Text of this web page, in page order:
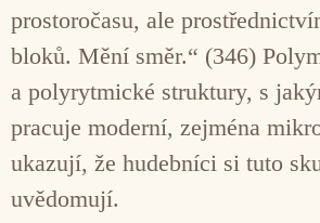
prostoročasu, ale
bloků. Mění směr.“ (346)
a polyrytmické struktury, s
pracuje moderní, zejména
ukazují, že hudebníci si tuto
uvědomují.